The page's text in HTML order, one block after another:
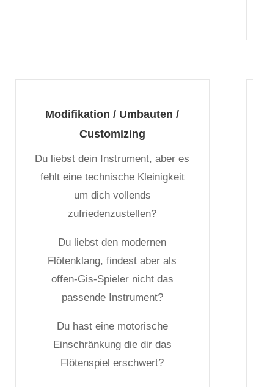
Modifikation / Umbauten /
Customizing
Du liebst dein Instrument, aber es
fehlt eine technische Kleinigkeit
um dich vollends
zufriedenzustellen?
Du liebst den modernen
Flötenklang, findest aber als
offen-Gis-Spieler nicht das
passende Instrument?
Du hast eine motorische
Einschränkung die dir das
Flötenspiel erschwert?